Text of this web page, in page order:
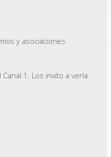
y asociaciones
1. Los invito a verla.